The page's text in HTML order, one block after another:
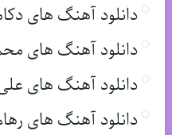
دانلود آهنگ های
دانلود آهنگ های
دانلود آهنگ های
دانلود آهنگ های